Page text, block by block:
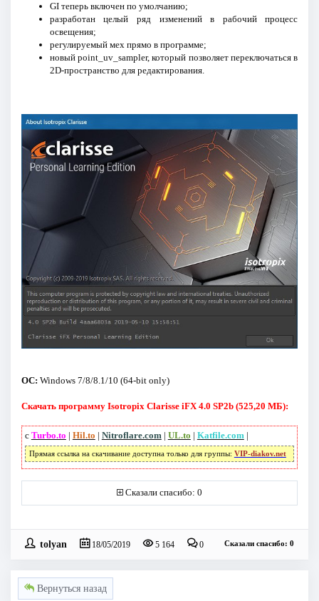
GI теперь включен по умолчанию;
разработан целый ряд изменений в рабочий процесс
освещения;
регулируемый мех прямо в программе;
новый point_uv_sampler, который позволяет переключаться в
2D-пространство для редактирования.
ОС: Windows 7/8/8.1/10 (64-bit only)
Скачать программу Isotropix Clarisse iFX 4.0 SP2b (525,20 МБ):
с Turbo.to | Hil.to | Nitroflare.com | UL.to | Katfile.com |
Прямая ссылка на скачивание доступна только для группы: VIP-diakov.net
Сказали спасибо: 0
tolyan 18/05/2019 5 164 0 Сказали спасибо: 0
Вернуться назад